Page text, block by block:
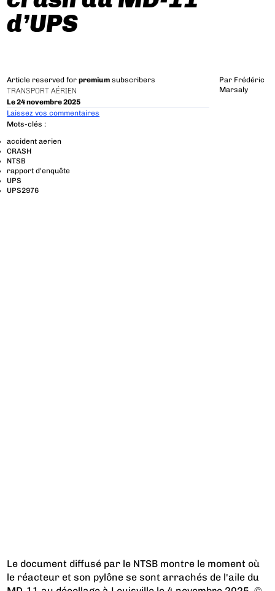
d’UPS
Article reserved forpremium subscribers
TRANSPORT AÉRIEN
Le 24 novembre 2025
Par Frédéric
Marsaly
Laissez vos commentaires
Mots-clés :
accident aerien
CRASH
NTSB
rapport d'enquête
UPS
UPS2976
Le document diffusé par le NTSB montre le moment où
le réacteur et son pylône se sont arrachés de l'aile du